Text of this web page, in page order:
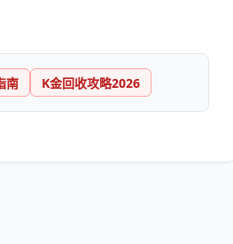
南 K金回收攻略2026